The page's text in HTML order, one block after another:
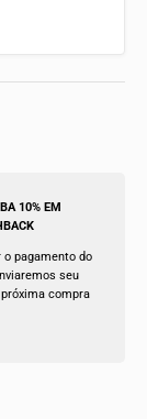
10% EM
o pagamento do
seu
compra